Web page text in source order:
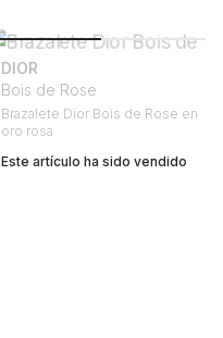
DIOR
Bois de Rose
Brazalete Dior Bois de Rose en
oro rosa
Este artículo ha sido vendido